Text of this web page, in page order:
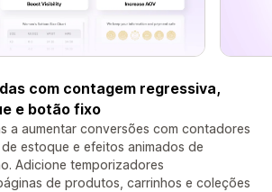
com contagem regressiva,
e botão fixo
a aumentar conversões com contadores
estoque e efeitos animados de
Adicione temporizadores
de produtos, carrinhos e coleções